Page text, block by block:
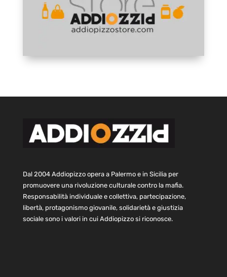
Dal 2004 Addiopizzo opera a Palermo e in Sicilia per
promuovere una rivoluzione culturale contro la mafia.
Responsabilità individuale e collettiva, partecipazione,
libertà, protagonismo giovanile, solidarietà e giustizia
sociale sono i valori in cui Addiopizzo si riconosce.